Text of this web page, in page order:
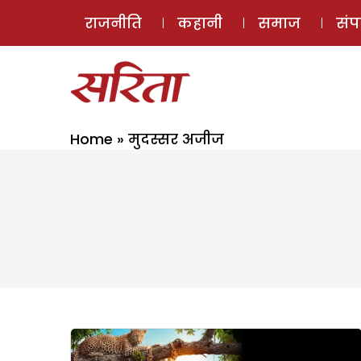
राजनीति कहानी समाज
Home » मुदस्सर अजीज